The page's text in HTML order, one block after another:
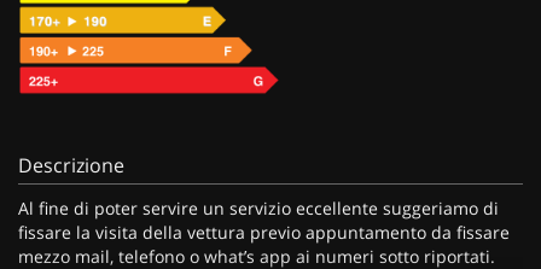
Descrizione
Al fine di poter servire un servizio eccellente suggeriamo di
fissare la visita della vettura previo appuntamento da fissare
mezzo mail, telefono o what’s app ai numeri sotto riportati.